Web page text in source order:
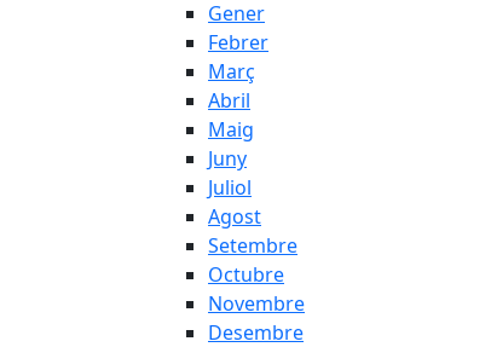
Gener
Febrer
Març
Abril
Maig
Juny
Juliol
Agost
Setembre
Octubre
Novembre
Desembre